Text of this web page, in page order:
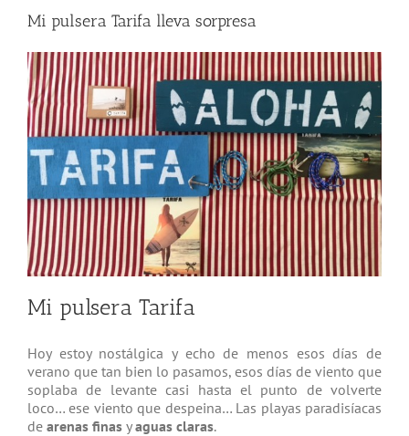
Mi pulsera Tarifa lleva sorpresa
Mi pulsera Tarifa
Hoy estoy nostálgica y echo de menos esos días de
verano que tan bien lo pasamos, esos días de viento que
soplaba de levante casi hasta el punto de volverte
loco… ese viento que despeina… Las playas paradisíacas
de arenas finas yaguas claras.